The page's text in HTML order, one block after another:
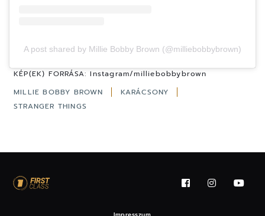
A post shared by Millie Bobby Brown (@milliebobbybrown)
KÉP(EK) FORRÁSA: Instagram/milliebobbybrown
MILLIE BOBBY BROWN
KARÁCSONY
STRANGER THINGS